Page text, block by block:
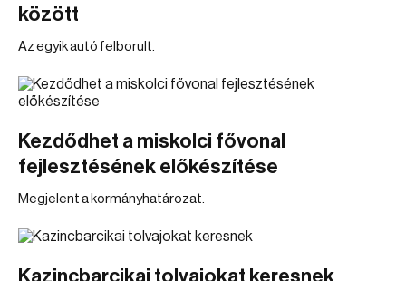
között
Az egyik autó felborult.
Kezdődhet a miskolci fővonal
fejlesztésének előkészítése
Megjelent a kormányhatározat.
Kazincbarcikai tolvajokat keresnek